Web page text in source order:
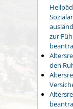
zur
den